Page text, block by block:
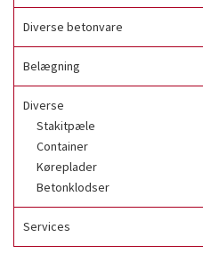
Diverse betonvare
Belægning
Diverse
Stakitpæle
Container
Køreplader
Betonklodser
Services